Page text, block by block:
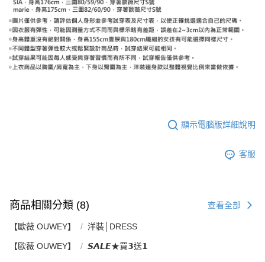
顯示電腦版詳細說明
客服
商品相關分類 (8) 查看全部
【歐薇 OUWEY】 洋裝│DRESS
【歐薇 OUWEY】 𝙎𝘼𝙇𝙀★買𝟯送𝟭